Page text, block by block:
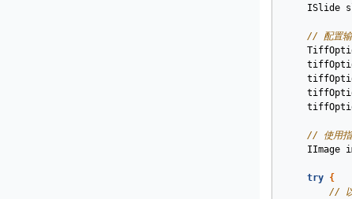
ISlide
// 配置输
// 使用指
IImage
try
{
// 以